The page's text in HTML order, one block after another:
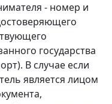
- номер и
государства
В случае если
является лицом